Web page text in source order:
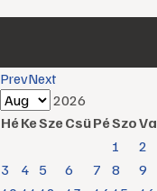
PrevNext
2026
HéKeSzeCsüPéSzoVa
1
2
3
4 5 6 7 8
9